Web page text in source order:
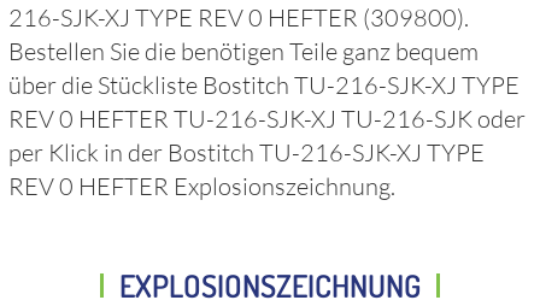
216-SJK-XJ TYPE REV 0 HEFTER (309800).
Bestellen Sie die benötigen Teile ganz bequem
über die Stückliste Bostitch TU-216-SJK-XJ TYPE
REV 0 HEFTER TU-216-SJK-XJ TU-216-SJK oder
per Klick in der Bostitch TU-216-SJK-XJ TYPE
REV 0 HEFTER Explosionszeichnung.
EXPLOSIONSZEICHNUNG